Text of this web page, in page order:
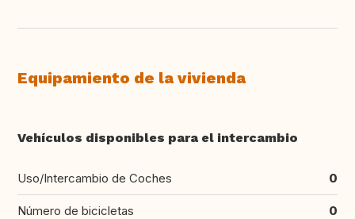
Equipamiento de la vivienda
Vehículos disponibles para el intercambio
Uso/Intercambio de Coches 0
Número de bicicletas 0